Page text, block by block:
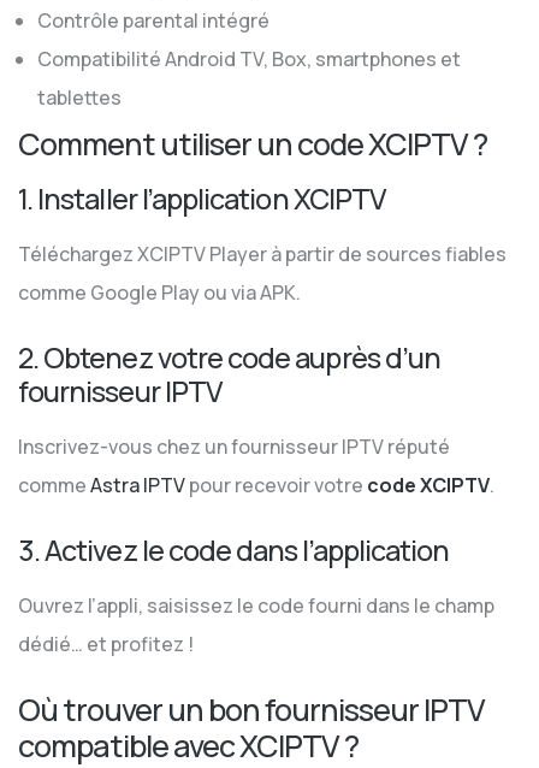
Contrôle parental intégré
Compatibilité Android TV, Box, smartphones et
tablettes
Comment utiliser un code XCIPTV ?
1. Installer l’application XCIPTV
Téléchargez XCIPTV Player à partir de sources fiables
comme Google Play ou via APK.
2. Obtenez votre code auprès d’un
fournisseur IPTV
Inscrivez-vous chez un fournisseur IPTV réputé
commeAstra IPTVpour recevoir votre code XCIPTV.
3. Activez le code dans l’application
Ouvrez l’appli, saisissez le code fourni dans le champ
dédié… et profitez !
Où trouver un bon fournisseur IPTV
compatible avec XCIPTV ?